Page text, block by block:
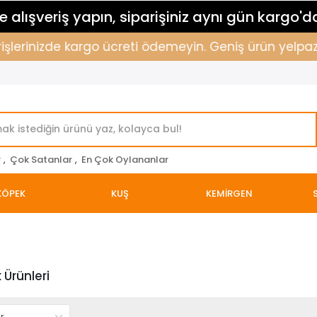
alışveriş yapın, siparişiniz aynı gün
kargo ücreti ödemeyin. Geniş ürün
, Çok Satanlar , En Çok Oylananlar
KUŞ KEMİRGEN
Ürünleri